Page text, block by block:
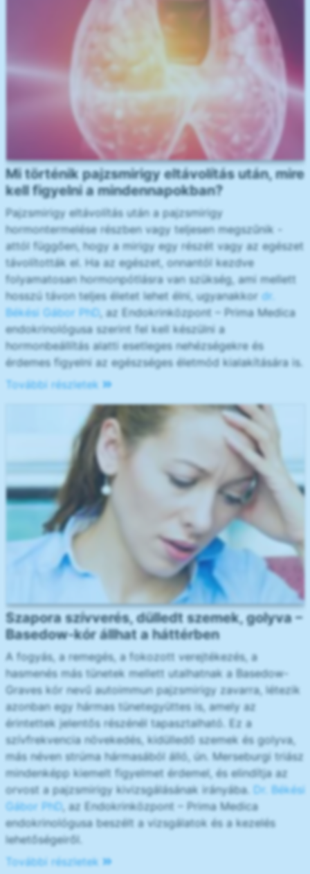
Mi történik pajzsmirigy eltávolítás után, mire
kell figyelni a mindennapokban?
Pajzsmirigy eltávolítás után a pajzsmirigy
hormontermelése részben vagy teljesen megszűnik -
attól függően, hogy a mirigy egy részét vagy az egészet
távolították el. Ha az egészet, onnantól kezdve
folyamatosan hormonpótlásra van szükség, ami mellett
hosszú távon teljes életet lehet élni, ugyanakkor dr.
Békési Gábor PhD
, az Endokrinközpont – Prima Medica
endokrinológusa szerint fel kell készülni a
hormonbeállítás alatti esetleges nehézségekre és
érdemes figyelni az egészséges életmód kialakítására is.
További részletek
Szapora szívverés, dülledt szemek, golyva –
Basedow-kór állhat a háttérben
A fogyás, a remegés, a fokozott verejtékezés, a
hasmenés más tünetek mellett utalhatnak a Basedow-
Graves kór nevű autoimmun pajzsmirigy zavarra, létezik
azonban egy hármas tünetegyüttes is, amely az
érintettek jelentős részénél tapasztalható. Ez a
szívfrekvencia növekedés, kidülledő szemek és golyva,
más néven strúma hármasából álló, ún. Merseburgi triász
mindenképp kiemelt figyelmet érdemel, és elindítja az
orvost a pajzsmirigy kivizsgálásának irányába. Dr. Békési
Gábor PhD, az Endokrinközpont – Prima Medica
endokrinológusa beszélt a vizsgálatok és a kezelés
lehetőségeiről.
További részletek